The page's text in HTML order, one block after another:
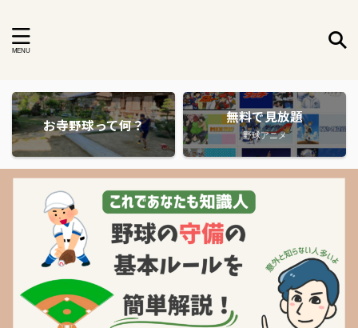
お寺野球って何？ 無料で見放題
野球アニメ